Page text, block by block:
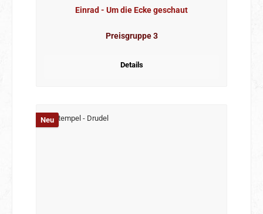
Einrad - Um die Ecke geschaut
Preisgruppe 3
Details
Neu